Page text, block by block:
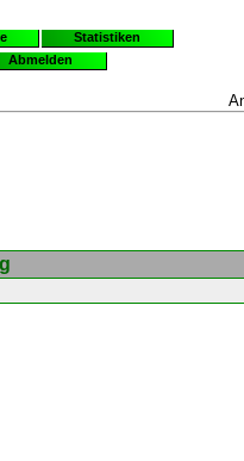
Statistiken
Abmelden